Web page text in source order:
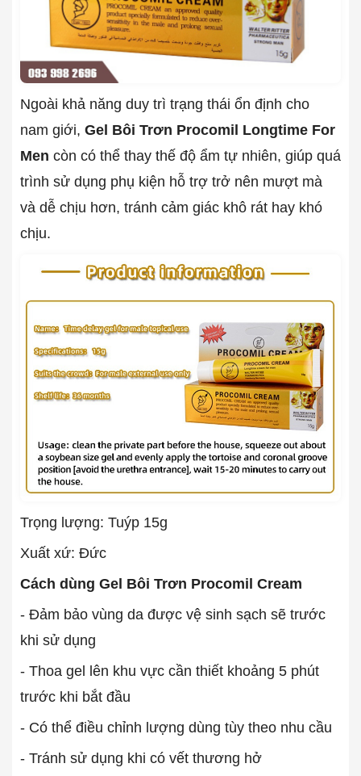
Ngoài khả năng duy trì trạng thái ổn định cho
nam giới, Gel Bôi Trơn Procomil Longtime For
Men còn có thể thay thế độ ẩm tự nhiên, giúp quá
trình sử dụng phụ kiện hỗ trợ trở nên mượt mà
và dễ chịu hơn, tránh cảm giác khô rát hay khó
chịu.
Trọng lượng: Tuýp 15g
Xuất xứ: Đức
Cách dùng Gel Bôi Trơn Procomil Cream
- Đảm bảo vùng da được vệ sinh sạch sẽ trước
khi sử dụng
- Thoa gel lên khu vực cần thiết khoảng 5 phút
trước khi bắt đầu
- Có thể điều chỉnh lượng dùng tùy theo nhu cầu
- Tránh sử dụng khi có vết thương hở